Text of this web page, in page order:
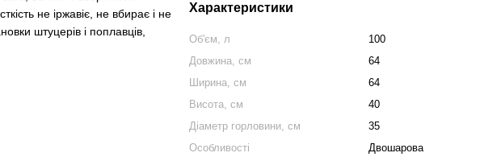
не іржавіє, не вбирає і не
штуцерів і поплавців,
Характеристики
Об'єм, л
100
Довжина, см
64
Ширина, см
64
Висота, см
40
Діаметр горловини, см
35
Особливості
Двошарова